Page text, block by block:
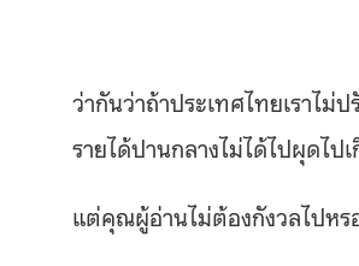
ว่ากันว่าถ้าประเทศไทยเราไ
รายได้ปานกลางไม่ได้ไปผุดไป
แต่คุณผู้อ่านไม่ต้องกังวลไปหร